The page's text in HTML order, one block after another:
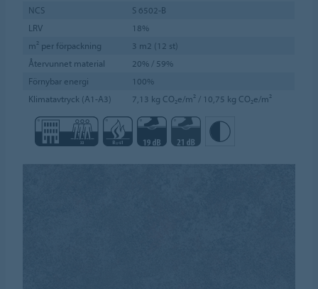
NCS
S 6502-B
LRV
18%
m² per förpackning
3 m2 (12 st)
Återvunnet material
20% / 59%
Förnybar energi
100%
Klimatavtryck (A1-A3)
7,13 kg CO₂e/m² / 10,75 kg CO₂e/m²